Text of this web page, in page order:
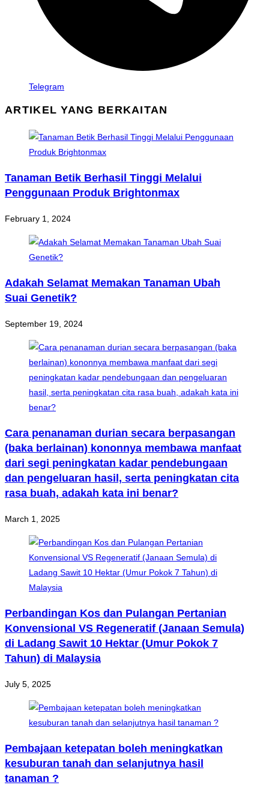
Telegram
ARTIKEL YANG BERKAITAN
Tanaman Betik Berhasil Tinggi Melalui
Penggunaan Produk Brightonmax
February 1, 2024
Adakah Selamat Memakan Tanaman Ubah
Suai Genetik?
September 19, 2024
Cara penanaman durian secara berpasangan
(baka berlainan) kononnya membawa manfaat
dari segi peningkatan kadar pendebungaan
dan pengeluaran hasil, serta peningkatan cita
rasa buah, adakah kata ini benar?
March 1, 2025
Perbandingan Kos dan Pulangan Pertanian
Konvensional VS Regeneratif (Janaan Semula)
di Ladang Sawit 10 Hektar (Umur Pokok 7
Tahun) di Malaysia
July 5, 2025
Pembajaan ketepatan boleh meningkatkan
kesuburan tanah dan selanjutnya hasil
tanaman ?